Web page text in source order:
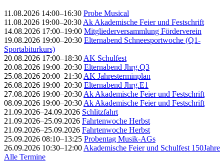
11.08.2026 14:00–16:30 Probe Musical
11.08.2026 19:00–20:30 Ak Akademische Feier und Festschrift
14.08.2026 17:00–19:00 Mitgliederversammlung Förderverein
19.08.2026 19:00–20:30 Elternabend Schneesportwoche (Q1-
Sportabiturkurs)
20.08.2026 17:00–18:30 AK Schulfest
20.08.2026 19:00–20:30 Elternabend Jhrg.Q3
25.08.2026 20:00–21:30 AK Jahresterminplan
26.08.2026 19:00–20:30 Elternabend Jhrg.E1
27.08.2026 19:00–20:30 Ak Akademische Feier und Festschrift
08.09.2026 19:00–20:30 Ak Akademische Feier und Festschrift
21.09.2026–24.09.2026 Schlitzfahrt
21.09.2026–25.09.2026 Fahrtenwoche Herbst
21.09.2026–25.09.2026 Fahrtenwoche Herbst
25.09.2026 08:10–13:25 Probentag Musik-AGs
26.09.2026 10:30–12:00 Akademische Feier und Schulfest 150Jahre
Alle Termine